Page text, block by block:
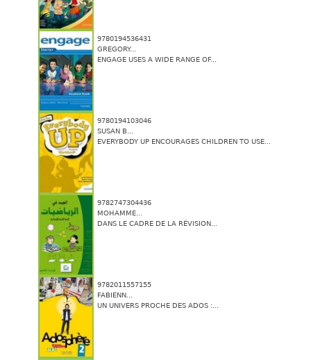
9780194536431
GREGORY...
ENGAGE USES A WIDE RANGE OF...
9780194103046
SUSAN B...
EVERYBODY UP ENCOURAGES CHILDREN TO USE...
9782747304436
MOHAMME...
DANS LE CADRE DE LA RÉVISION...
9782011557155
FABIENN...
UN UNIVERS PROCHE DES ADOS :...